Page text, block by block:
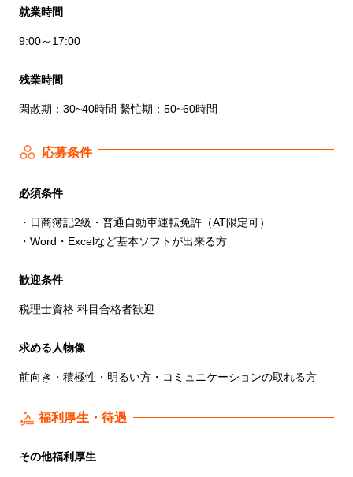
就業時間
9:00～17:00
残業時間
閑散期：30~40時間 繫忙期：50~60時間
応募条件
必須条件
・日商簿記2級・普通自動車運転免許（AT限定可）
・Word・Excelなど基本ソフトが出来る方
歓迎条件
税理士資格 科目合格者歓迎
求める人物像
前向き・積極性・明るい方・コミュニケーションの取れる方
福利厚生・待遇
その他福利厚生